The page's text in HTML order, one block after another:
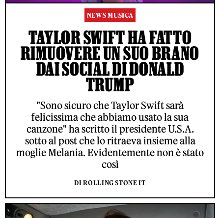
NEWS MUSICA
TAYLOR SWIFT HA FATTO
RIMUOVERE UN SUO BRANO
DAI SOCIAL DI DONALD
TRUMP
"Sono sicuro che Taylor Swift sarà
felicissima che abbiamo usato la sua
canzone" ha scritto il presidente U.S.A.
sotto al post che lo ritraeva insieme alla
moglie Melania. Evidentemente non è stato
così
DI ROLLING STONE IT